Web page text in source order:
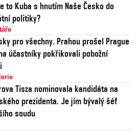
to Kuba s hnutím Naše Česko do
politiky?
pro všechny. Prahou prošel Prague
účastníky pokřikovali pobožní
Tisza nominovala kandidáta na
prezidenta. Je jím bývalý šéf
soudu